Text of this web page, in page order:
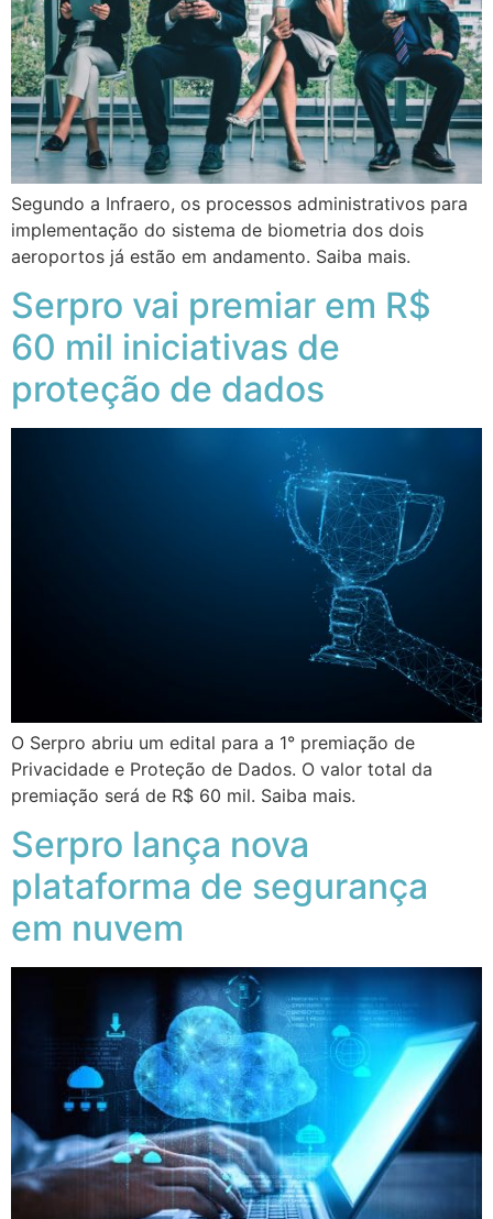
Segundo a Infraero, os processos administrativos para
implementação do sistema de biometria dos dois
aeroportos já estão em andamento. Saiba mais.
Serpro vai premiar em R$
60 mil iniciativas de
proteção de dados
O Serpro abriu um edital para a 1° premiação de
Privacidade e Proteção de Dados. O valor total da
premiação será de R$ 60 mil. Saiba mais.
Serpro lança nova
plataforma de segurança
em nuvem